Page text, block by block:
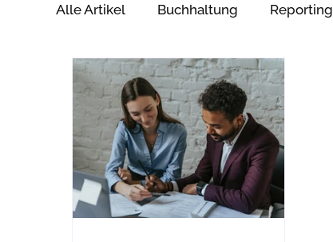
Alle Artikel Buchhaltung Reporting